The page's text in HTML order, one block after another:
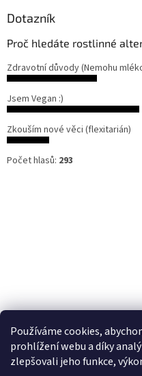
Používáme cookies,
prohlížení webu a díky
zlepšovali jeho funkce,
Dotazník
Proč hledáte rostlinné
Zdravotní důvody (Nemohu
Jsem Vegan :)
Zkouším nové věci (flexitarián)
Počet hlasů: 293